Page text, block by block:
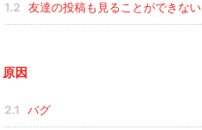
1.2 友達の投稿も見ることができない
原因
2.1 バグ